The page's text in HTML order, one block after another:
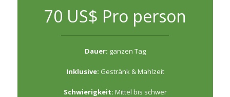
70 US$ Pro person
Dauer: ganzen Tag
Inklusive: Gestränk & Mahlzeit
Schwierigkeit: Mittel bis schwer